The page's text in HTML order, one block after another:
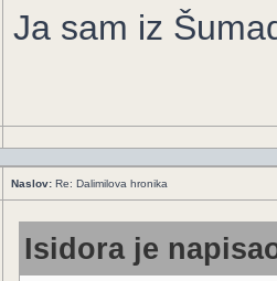
Ja sam iz
Naslov: Re: Dalimilova hronika
Isidora je